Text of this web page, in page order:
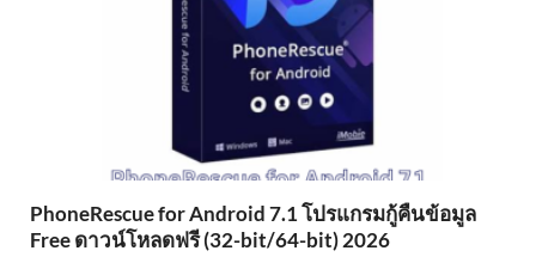
PhoneRescue for Android 7.1 โปรแกรมกู้คืนข้อมูล
Free ดาวน์โหลดฟรี (32-bit/64-bit) 2026